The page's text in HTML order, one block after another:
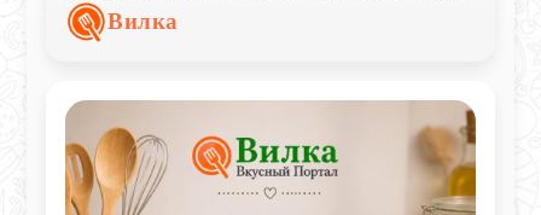
семейного обеда.
Вилка